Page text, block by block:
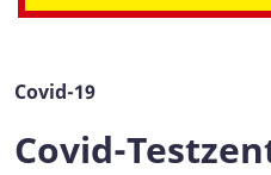
Covid-19
Covid-